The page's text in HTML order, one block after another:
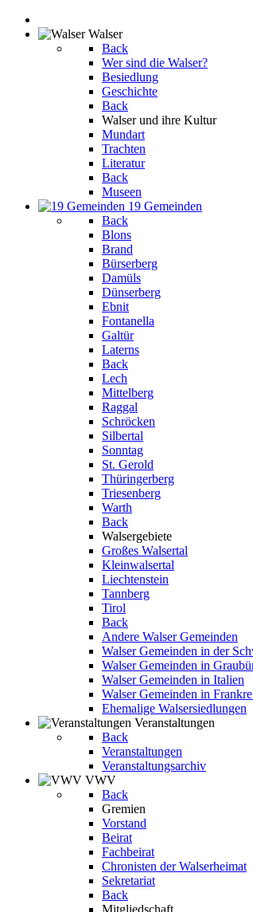
Walser
Back
Wer sind die Walser?
Besiedlung
Geschichte
Back
Walser und ihre Kultur
Mundart
Trachten
Literatur
Back
Museen
19 Gemeinden
Back
Blons
Brand
Bürserberg
Damüls
Dünserberg
Ebnit
Fontanella
Galtür
Laterns
Back
Lech
Mittelberg
Raggal
Schröcken
Silbertal
Sonntag
St. Gerold
Thüringerberg
Triesenberg
Warth
Back
Walsergebiete
Großes Walsertal
Kleinwalsertal
Liechtenstein
Tannberg
Tirol
Back
Andere Walser Gemeinden
Walser Gemeinden in der
Walser Gemeinden in
Walser Gemeinden in Italien
Walser Gemeinden in
Ehemalige Walsersiedlungen
Veranstaltungen
Back
Veranstaltungen
Veranstaltungsarchiv
VWV
Back
Gremien
Vorstand
Beirat
Fachbeirat
Chronisten der Walserheimat
Sekretariat
Back
Mitgliedschaft